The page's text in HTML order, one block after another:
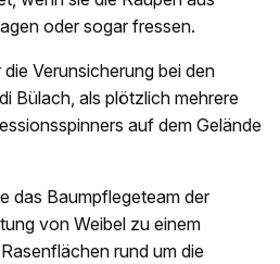
oder sogar fressen.
Verunsicherung bei den
Bülach, als plötzlich mehrere
auf dem Gelände
das Baumpflegeteam der
von Weibel zu einem
rund um die